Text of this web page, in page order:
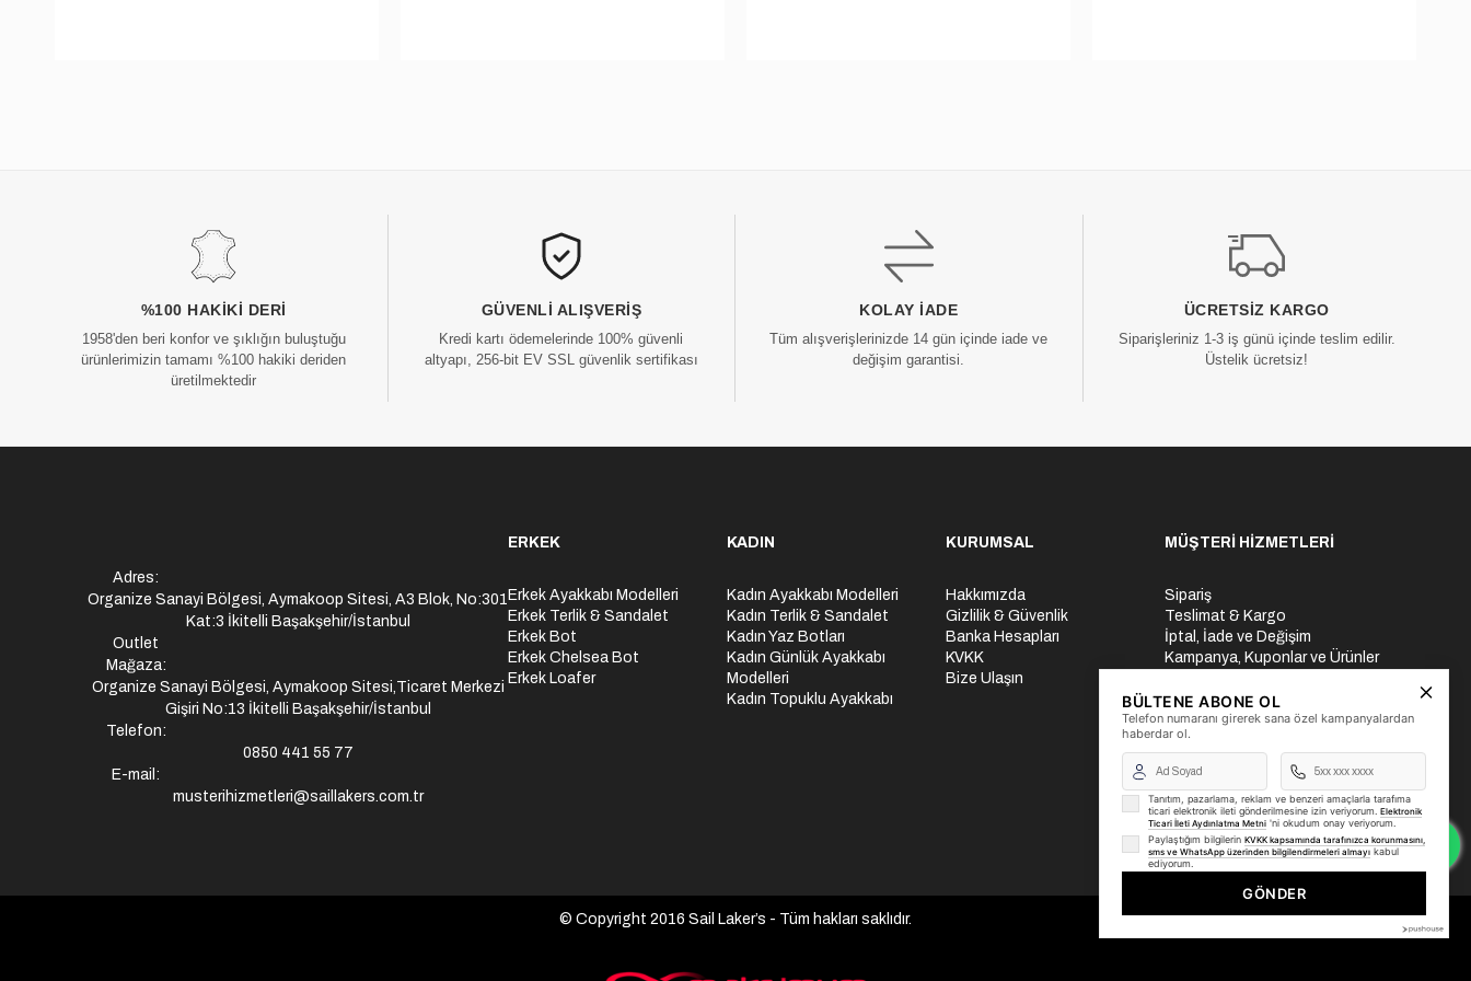
%100 HAKIKI DERI
1958'den beri konfor ve şıklığın buluştuğu
ürünlerimizin tamamı %100 hakiki deriden
üretilmektedir
GÜVENLI ALIŞVERIŞ
Kredi kartı ödemelerinde 100% güvenli
altyapı, 256-bit EV SSL güvenlik sertifikası
KOLAY İADE
Tüm alışverişlerinizde 14 gün içinde iade ve
değişim garantisi.
ÜCRETSIZ KARGO
Siparişleriniz 1-3 iş günü içinde teslim edilir.
Üstelik ücretsiz!
Adres:
Organize Sanayi Bölgesi, Aymakoop Sitesi, A3 Blok, No:301
Kat:3 İkitelli Başakşehir/İstanbul
Outlet
Mağaza:
Organize Sanayi Bölgesi, Aymakoop Sitesi,Ticaret Merkezi
Gişiri No:13 İkitelli Başakşehir/İstanbul
Telefon:
0850 441 55 77
E-mail:
musterihizmetleri@saillakers.com.tr
ERKEK
Erkek Ayakkabı Modelleri
Erkek Terlik & Sandalet
Erkek Bot
Erkek Chelsea Bot
Erkek Loafer
KADIN
Kadın Ayakkabı Modelleri
Kadın Terlik & Sandalet
Kadın Yaz Botları
Kadın Günlük Ayakkabı
Modelleri
Kadın Topuklu Ayakkabı
KURUMSAL
Hakkımızda
Gizlilik & Güvenlik
Banka Hesapları
KVKK
Bize Ulaşın
MÜŞTERİ HİZMETLERİ
Sipariş
Teslimat & Kargo
İptal, İade ve Değişim
Kampanya, Kuponlar ve Ürünler
Üyelik İşlemleri
Yurtdışı Gönderi
© Copyright 2016 Sail Laker’s - Tüm hakları saklıdır.
BÜLTENE ABONE OL
Telefon numaranı girerek sana özel kampanyalardan
haberdar ol.
Tanıtım, pazarlama, reklam ve benzeri amaçlarla tarafıma
ticari elektronik ileti gönderilmesine izin veriyorum. Elektronik
Ticari İleti Aydınlatma Metni 'ni okudum onay veriyorum.
Paylaştığım bilgilerin KVKK kapsamında tarafınızca korunmasını,
sms ve WhatsApp üzerinden bilgilendirmeleri almayı kabul
ediyorum.
GÖNDER